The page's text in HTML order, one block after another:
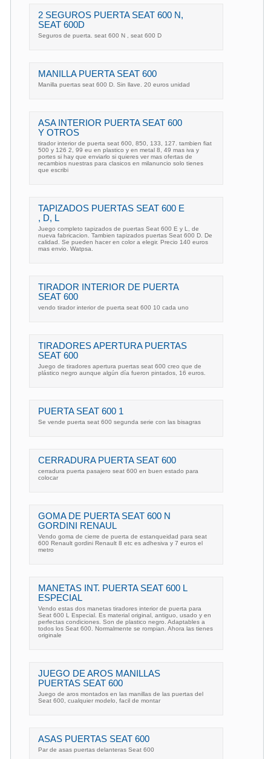
2 SEGUROS PUERTA SEAT 600 N,
SEAT 600D
Seguros de puerta. seat 600 N , seat 600 D
MANILLA PUERTA SEAT 600
Manilla puertas seat 600 D. Sin llave. 20 euros unidad
ASA INTERIOR PUERTA SEAT 600
Y OTROS
tirador interior de puerta seat 600, 850, 133, 127. tambien fiat
500 y 126 2, 99 eu en plastico y en metal 8, 49 mas iva y
portes si hay que enviarlo si quieres ver mas ofertas de
recambios nuestras para clasicos en milanuncio solo tienes
que escribi
TAPIZADOS PUERTAS SEAT 600 E
, D, L
Juego completo tapizados de puertas Seat 600 E y L, de
nueva fabricacion. Tambien tapizados puertas Seat 600 D. De
calidad. Se pueden hacer en color a elegir. Precio 140 euros
mas envio. Watpsa.
TIRADOR INTERIOR DE PUERTA
SEAT 600
vendo tirador interior de puerta seat 600 10 cada uno
TIRADORES APERTURA PUERTAS
SEAT 600
Juego de tiradores apertura puertas seat 600 creo que de
plástico negro aunque algún día fueron pintados, 16 euros.
PUERTA SEAT 600 1
Se vende puerta seat 600 segunda serie con las bisagras
CERRADURA PUERTA SEAT 600
cerradura puerta pasajero seat 600 en buen estado para
colocar
GOMA DE PUERTA SEAT 600 N
GORDINI RENAUL
Vendo goma de cierre de puerta de estanqueidad para seat
600 Renault gordini Renault 8 etc es adhesiva y 7 euros el
metro
MANETAS INT. PUERTA SEAT 600 L
ESPECIAL
Vendo estas dos manetas tiradores interior de puerta para
Seat 600 L Especial. Es material original, antiguo, usado y en
perfectas condiciones. Son de plastico negro. Adaptables a
todos los Seat 600. Normalmente se rompian. Ahora las tienes
originale
JUEGO DE AROS MANILLAS
PUERTAS SEAT 600
Juego de aros montados en las manillas de las puertas del
Seat 600, cualquier modelo, facil de montar
ASAS PUERTAS SEAT 600
Par de asas puertas delanteras Seat 600